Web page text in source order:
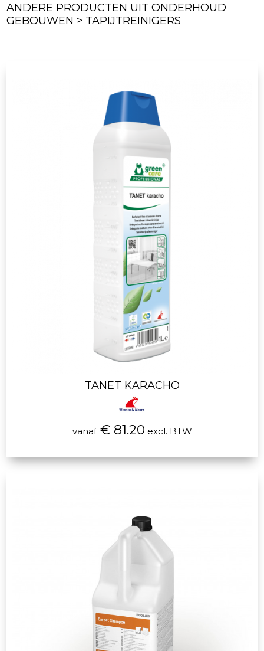
ANDERE PRODUCTEN UIT ONDERHOUD
GEBOUWEN > TAPIJTREINIGERS
TANET KARACHO
vanaf€ 81.20 excl. BTW